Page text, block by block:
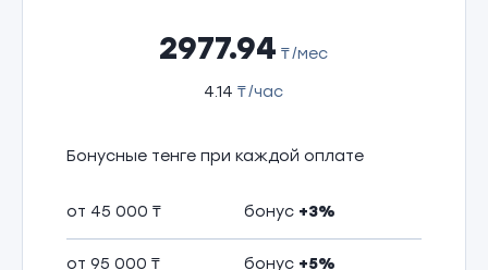
2977.94 ₸/мес
4.14 ₸/час
Бонусные тенге при каждой оплате
от 45 000 ₸ бонус +3%
от 95 000 ₸ бонус +5%